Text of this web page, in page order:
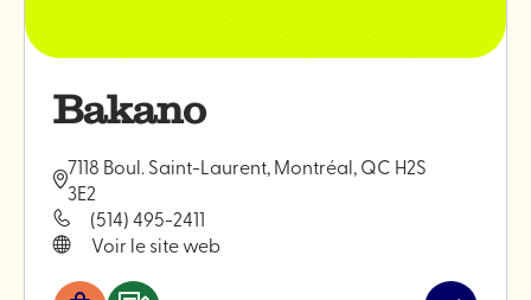
Bakano
7118 Boul. Saint-Laurent, Montréal, QC H2S
3E2
(514) 495-2411
Voir le site web